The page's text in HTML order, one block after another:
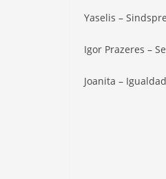
Yaselis –
Igor Prazeres –
Joanita –